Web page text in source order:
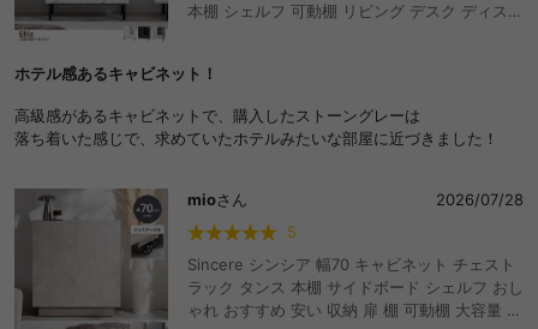
本棚 シェルフ 可動棚 リビング デスク ディスプ
ス マーブル柄 ルーター ファイル A4 おしゃれ
ホテル感あるキャビネット！
高級感があるキャビネットで、購入したストーングレーは
落ち着いた感じで、求めていたホテルみたいな部屋に近づきました！
mioさん
2026/07/28
5
Sincere シンシア 幅70 キャビネット チェスト
ラック タンス 本棚 サイドボード シェルフ おし
ゃれ おすすめ 安い 収納 扉 棚 可動棚 大容量 キ